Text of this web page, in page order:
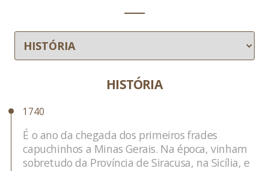
HISTÓRIA
1740
É o ano da chegada dos primeiros frades
capuchinhos a Minas Gerais. Na época, vinham
sobretudo da Província de Siracusa, na Sicília, e